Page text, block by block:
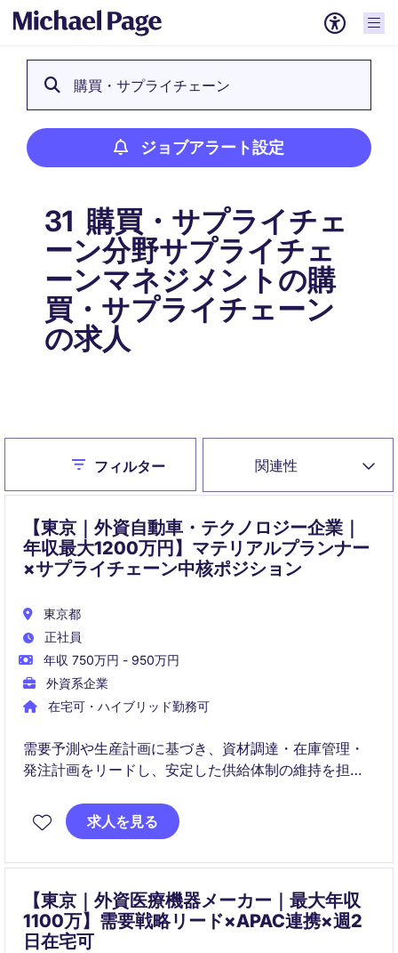
購買・サプライチェーン
ジョブアラート設定
31 購買・サプライチェ
ーン分野サプライチェ
ーンマネジメントの購
買・サプライチェーン
の求人
関連性
Closeフィルター
【東京｜外資自動車・テクノロジー企業｜
年収最大1200万円】マテリアルプランナー
×サプライチェーン中核ポジション
東京都
正社員
年収 750万円 - 950万円
外資系企業
在宅可・ハイブリッド勤務可
需要予測や生産計画に基づき、資材調達・在庫管理・
発注計画をリードし、安定した供給体制の維持を担う
製造・物流・開発部門およびサプライヤーと連携しな
求人を見る
【東京｜外資医療機器メーカー｜最大年収
1100万】需要戦略リード×APAC連携×週2
日在宅可